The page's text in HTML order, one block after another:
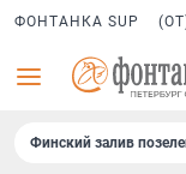
ФОНТАНКА SUP
Финский залив